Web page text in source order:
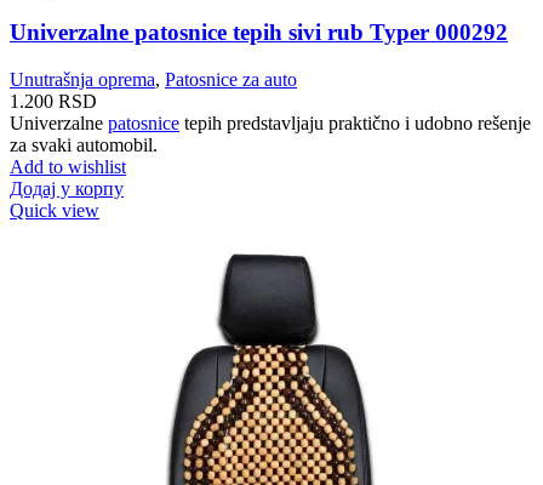
Univerzalne patosnice tepih sivi rub Typer 000292
Unutrašnja oprema, Patosnice za auto
1.200 RSD
Univerzalne patosnice tepih predstavljaju praktično i udobno rešenje
za svaki automobil.
Add to wishlist
Додај у корпу
Quick view